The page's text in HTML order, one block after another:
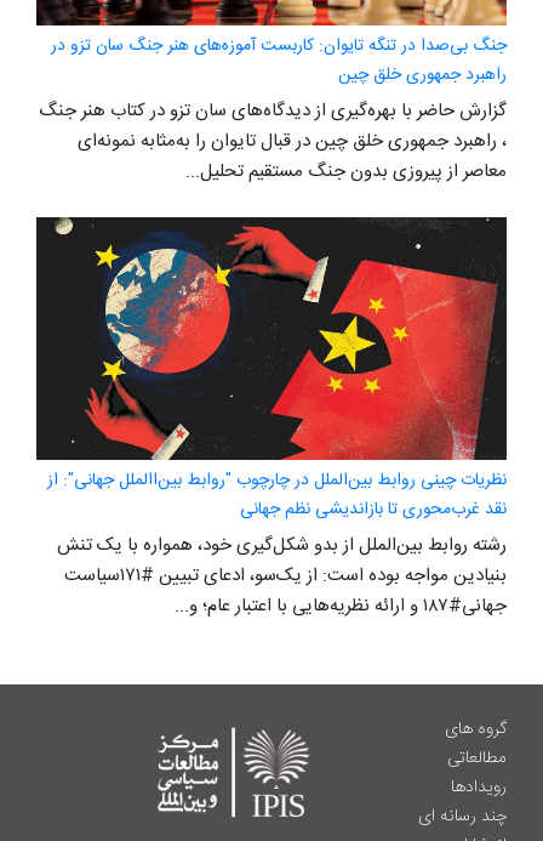
جنگ بی‌صدا در تنگه تایوان: کاربست آموزه‌های هنر جنگ سان تزو در
راهبرد جمهوری خلق چین
گزارش حاضر با بهره‌گیری از دیدگاه‌های سان تزو در کتاب هنر جنگ‌
، راهبرد جمهوری خلق چین در قبال تایوان را به‌مثابه نمونه‌ای
معاصر از پیروزی بدون جنگ مستقیم تحلیل...
نظریات چینی روابط بین‌الملل در چارچوب "روابط بین‌االملل جهانی": از
نقد غرب‌محوری تا بازاندیشی نظم جهانی
رشته روابط بین‌الملل از بدو شکل‌گیری خود، همواره با یک تنش
بنیادین مواجه بوده است: از یک‌سو، ادعای تبیین #۱۷۱سیاست
جهانی#۱۸۷ و ارائه نظریه‌هایی با اعتبار عام؛ و...
گروه های
مطالعاتی
رویدادها
چند رسانه ای